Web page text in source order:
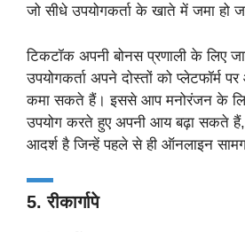
जो सीधे उपयोगकर्ता के खाते में जमा हो
टिकटॉक अपनी बोनस प्रणाली के लिए
उपयोगकर्ता अपने दोस्तों को प्लेटफॉर्म
कमा सकते हैं। इससे आप मनोरंजन के
उपयोग करते हुए अपनी आय बढ़ा सकते
आदर्श है जिन्हें पहले से ही ऑनलाइन
5. रीकार्गापे